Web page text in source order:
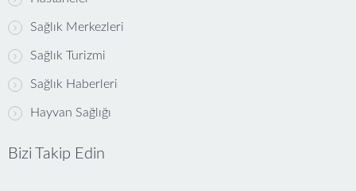
Sağlık Merkezleri
Sağlık Turizmi
Sağlık Haberleri
Hayvan Sağlığı
Bizi Takip Edin